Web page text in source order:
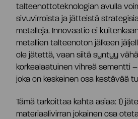
Sisäpiirihallinto
Tiedonantopolitiikka
Tilintarkastaja
Hyväksytty neuvonantaja
talteenottoteknologian avulla
sivuvirroista ja jätteistä
metalleja. Innovaatio ei
metallien talteenoton jälkeen
ole jätettä, vaan siitä syntyy
korkealaatuinen vihreä sementti
joka on keskeinen osa kestävää
Tämä tarkoittaa kahta asiaa: 1)
materiaalivirran jokainen osa